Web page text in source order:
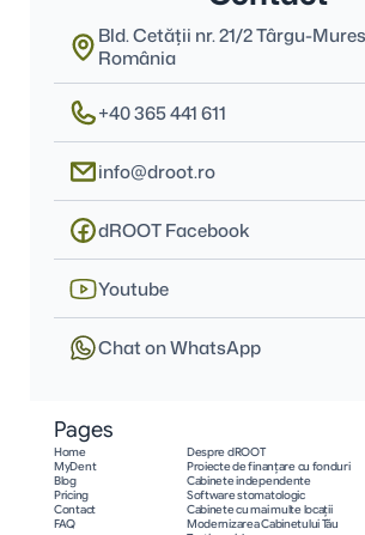
Bld. Cetății nr. 21/2 Târgu-
România
+40 365 441 611
info@droot.ro
dROOT Facebook
Youtube
Chat on WhatsApp
Pages
Home
MyDent
Blog
Pricing
Contact
FAQ
Despre dROOT
Proiecte de finanțare cu fonduri
Cabinete independente
Software stomatologic
Cabinete cu mai multe locații
Modernizarea Cabinetului Tău